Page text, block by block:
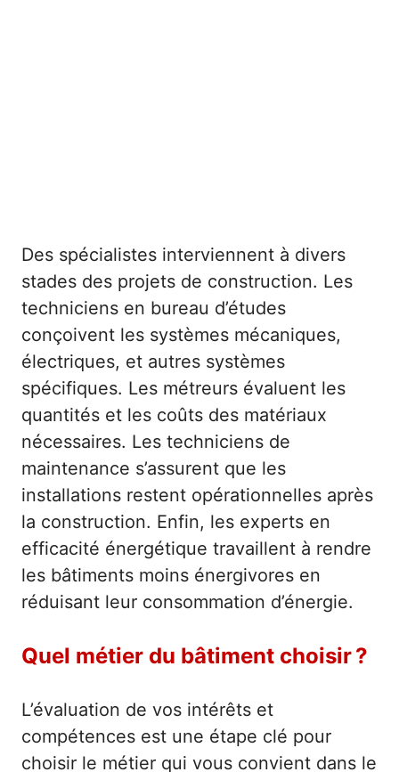
Des spécialistes interviennent à divers
stades des projets de construction. Les
techniciens en bureau d’études
conçoivent les systèmes mécaniques,
électriques, et autres systèmes
spécifiques. Les métreurs évaluent les
quantités et les coûts des matériaux
nécessaires. Les techniciens de
maintenance s’assurent que les
installations restent opérationnelles après
la construction. Enfin, les experts en
efficacité énergétique travaillent à rendre
les bâtiments moins énergivores en
réduisant leur consommation d’énergie.
Quel métier du bâtiment choisir ?
L’évaluation de vos intérêts et
compétences est une étape clé pour
choisir le métier qui vous convient dans le